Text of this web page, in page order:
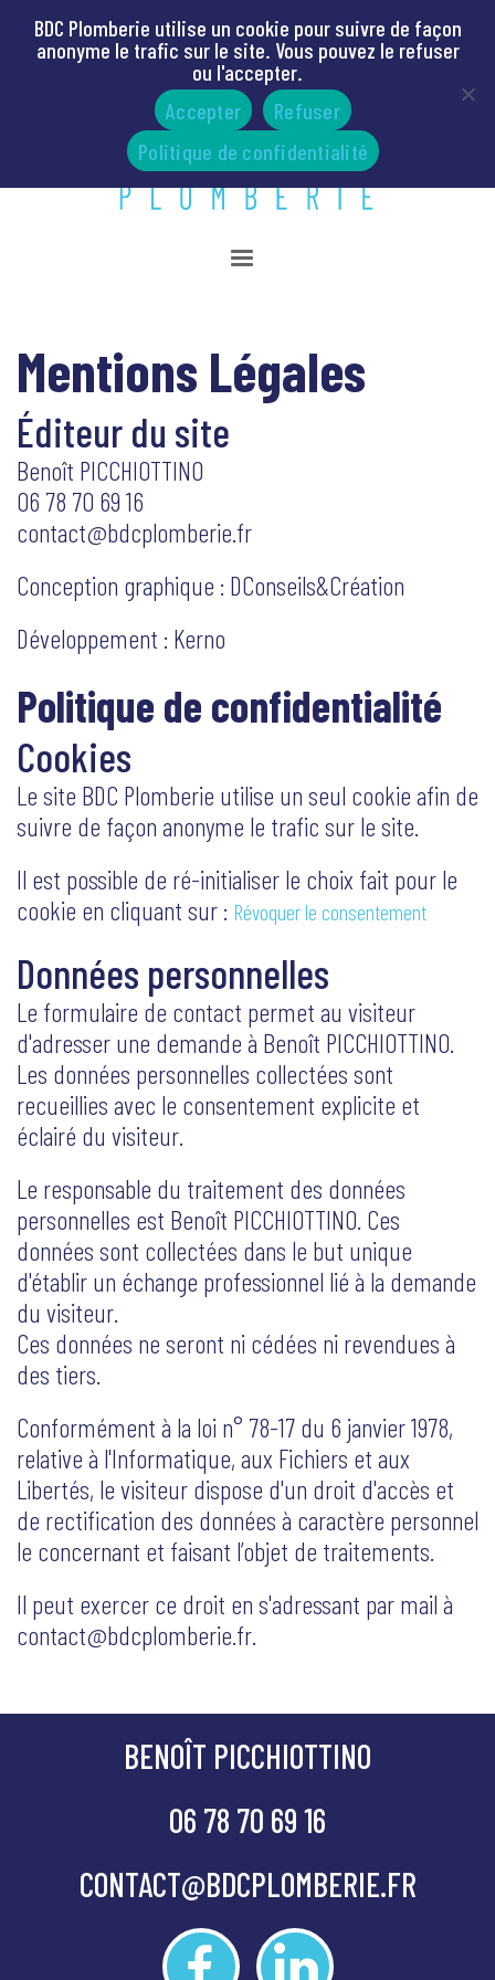
Mentions Légales
Éditeur du site
Benoît PICCHIOTTINO
06 78 70 69 16
contact@bdcplomberie.fr
Conception graphique : DConseils&Création
Développement : Kerno
Politique de confidentialité
Cookies
Le site BDC Plomberie utilise un seul cookie afin de
suivre de façon anonyme le trafic sur le site.
Il est possible de ré-initialiser le choix fait pour le
cookie en cliquant sur : Révoquer le consentement
Données personnelles
Le formulaire de contact permet au visiteur
d'adresser une demande à Benoît PICCHIOTTINO.
Les données personnelles collectées sont
recueillies avec le consentement explicite et
éclairé du visiteur.
Le responsable du traitement des données
personnelles est Benoît PICCHIOTTINO. Ces
données sont collectées dans le but unique
d'établir un échange professionnel lié à la demande
du visiteur.
Ces données ne seront ni cédées ni revendues à
des tiers.
Conformément à la loi n° 78-17 du 6 janvier 1978,
relative à l'Informatique, aux Fichiers et aux
Libertés, le visiteur dispose d'un droit d'accès et
de rectification des données à caractère personnel
le concernant et faisant l’objet de traitements.
Il peut exercer ce droit en s'adressant par mail à
contact@bdcplomberie.fr.
BENOÎT PICCHIOTTINO
06 78 70 69 16
CONTACT@BDCPLOMBERIE.FR
BDC Plomberie utilise un cookie pour suivre de façon
anonyme le trafic sur le site. Vous pouvez le refuser
ou l'accepter.
Accepter
Refuser
Politique de confidentialité